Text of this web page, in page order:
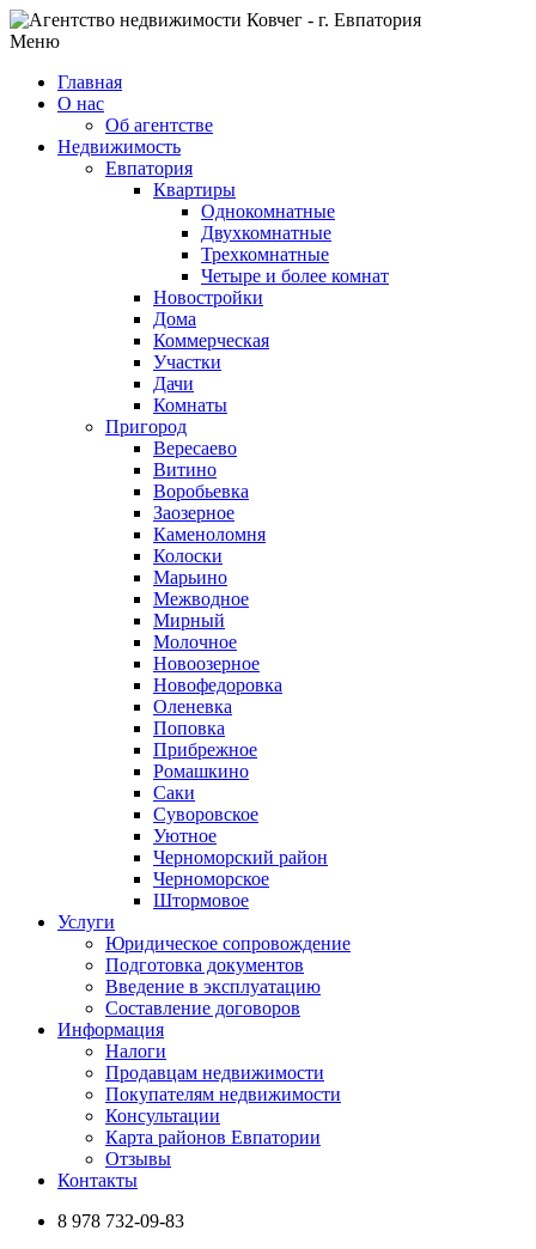
Меню
Главная
О нас
Об агентстве
Недвижимость
Евпатория
Квартиры
Однокомнатные
Двухкомнатные
Трехкомнатные
Четыре и более комнат
Новостройки
Дома
Коммерческая
Участки
Дачи
Комнаты
Пригород
Вересаево
Витино
Воробьевка
Заозерное
Каменоломня
Колоски
Марьино
Межводное
Мирный
Молочное
Новоозерное
Новофедоровка
Оленевка
Поповка
Прибрежное
Ромашкино
Саки
Суворовское
Уютное
Черноморский район
Черноморское
Штормовое
Услуги
Юридическое сопровождение
Подготовка документов
Введение в эксплуатацию
Составление договоров
Информация
Налоги
Продавцам недвижимости
Покупателям недвижимости
Консультации
Карта районов Евпатории
Отзывы
Контакты
8 978 732-09-83